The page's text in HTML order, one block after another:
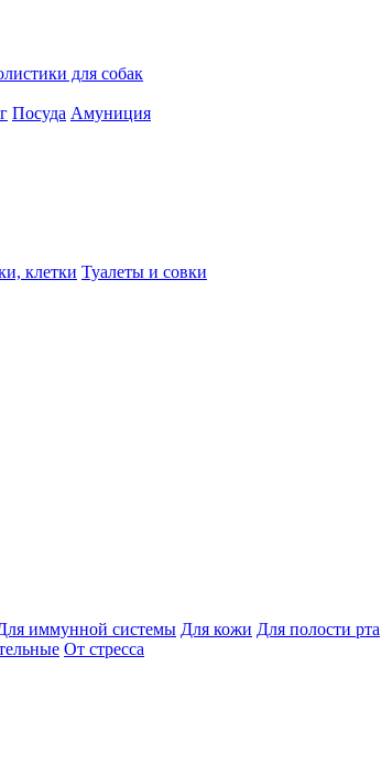
для собак
Посуда Амуниция
клетки Туалеты и совки
иммунной системы Для кожи Для полости рта
От стресса